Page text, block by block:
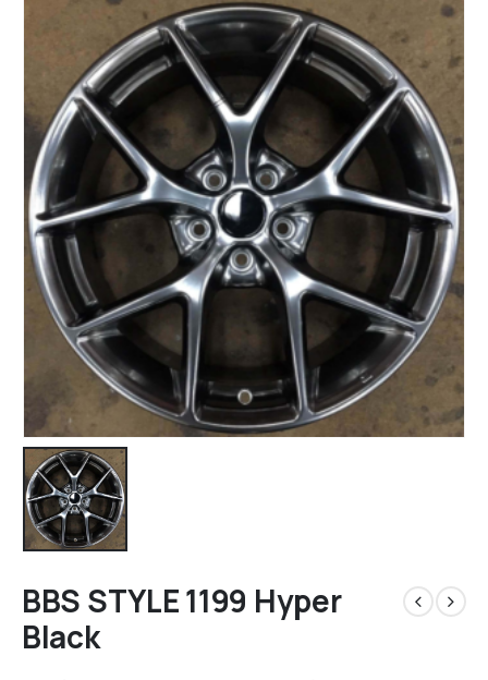
BBS STYLE 1199 Hyper
Black